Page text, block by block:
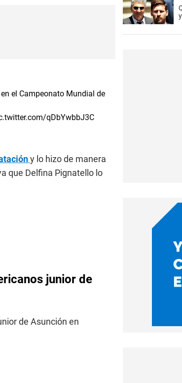
el Campeonato Mundial de
qDbYwbbJ3C
y lo hizo de manera
que Delfina Pignatello lo
junior de
de Asunción en